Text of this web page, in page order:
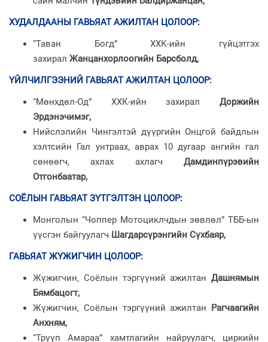
ХУДАЛДААНЫ ГАВЬЯАТ АЖИЛТАН ЦОЛООР:
“Таван Богд” ХХК-ийн гүйцэтгэх
захирал Жанцанхорлоогийн Барсболд,
ҮЙЛЧИЛГЭЭНИЙ ГАВЬЯАТ АЖИЛТАН ЦОЛООР:
“Мөнхдөл-Од” ХХК-ийн захирал Доржийн
Эрдэнэчимэг,
Нийслэлийн Чингэлтэй дүүргийн Онцгой байдлын
хэлтсийн Гал унтраах, аврах 10 дугаар ангийн гал
сөнөөгч, ахлах ахлагч Дамдинпүрэвийн
Отгонбаатар,
СОЁЛЫН ГАВЬЯАТ ЗҮТГЭЛТЭН ЦОЛООР:
Монголын “Чоппер Мотоциклчдын зөвлөл” ТББ-ын
үүсгэн байгуулагч Шагдарсүрэнгийн Сүхбаяр,
ГАВЬЯАТ ЖҮЖИГЧИН ЦОЛООР:
Жүжигчин, Соёлын тэргүүний ажилтан Дашнямын
Бямбацогт,
Жүжигчин, Соёлын тэргүүний ажилтан
Рагчаагийн
Анхням,
“Трүүп Амараа” хамтлагийн найруулагч, циркийн